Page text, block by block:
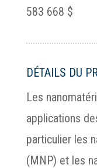
583 668 $
DÉTAILS DU
Les
applications
particulier les
(MNP) et les